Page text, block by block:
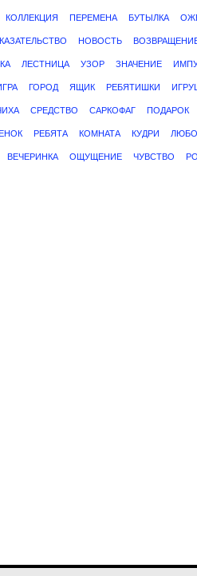
КОЛЛЕКЦИЯ ПЕРЕМЕНА БУТЫЛКА
НОВОСТЬ
ЛЕСТНИЦА УЗОР ЗНАЧЕНИЕ
ГОРОД ЯЩИК РЕБЯТИШКИ
СРЕДСТВО САРКОФАГ ПОДАРОК
РЕБЯТА КОМНАТА КУДРИ
ВЕЧЕРИНКА ОЩУЩЕНИЕ ЧУВСТВО